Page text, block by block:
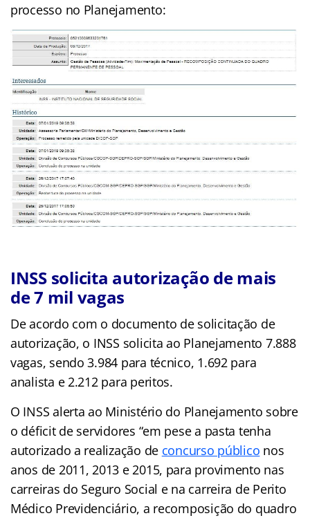
processo no Planejamento:
INSS solicita autorização de mais
de 7 mil vagas
De acordo com o documento de solicitação de
autorização, o INSS solicita ao Planejamento 7.888
vagas, sendo 3.984 para técnico, 1.692 para
analista e 2.212 para peritos.
O INSS alerta ao Ministério do Planejamento sobre
o déficit de servidores “em pese a pasta tenha
autorizado a realização de concurso público nos
anos de 2011, 2013 e 2015, para provimento nas
carreiras do Seguro Social e na carreira de Perito
Médico Previdenciário, a recomposição do quadro